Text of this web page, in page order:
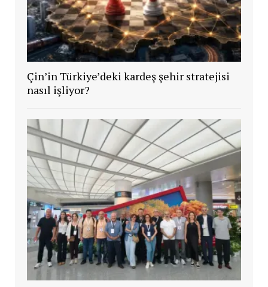
Çin’in Türkiye’deki kardeş şehir stratejisi
nasıl işliyor?